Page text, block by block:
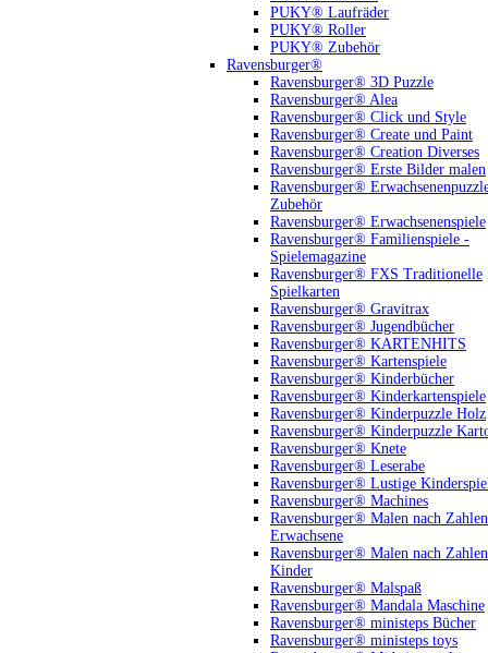
PUKY® Laufräder
PUKY® Roller
PUKY® Zubehör
Ravensburger®
Ravensburger® 3D Puzzle
Ravensburger® Alea
Ravensburger® Click und Style
Ravensburger® Create und Paint
Ravensburger® Creation Diverses
Ravensburger® Erste Bilder malen
Ravensburger®
Zubehör
Ravensburger® Erwachsenenspiele
Ravensburger® Familienspiele -
Spielemagazine
Ravensburger® FXS Traditionelle
Spielkarten
Ravensburger® Gravitrax
Ravensburger® Jugendbücher
Ravensburger® KARTENHITS
Ravensburger® Kartenspiele
Ravensburger® Kinderbücher
Ravensburger® Kinderkartenspiele
Ravensburger® Kinderpuzzle Holz
Ravensburger® Kinderpuzzle
Ravensburger® Knete
Ravensburger® Leserabe
Ravensburger® Lustige
Ravensburger® Machines
Ravensburger® Malen nach Zahlen
Erwachsene
Ravensburger® Malen nach Zahlen
Kinder
Ravensburger® Malspaß
Ravensburger® Mandala Maschine
Ravensburger® ministeps Bücher
Ravensburger® ministeps toys